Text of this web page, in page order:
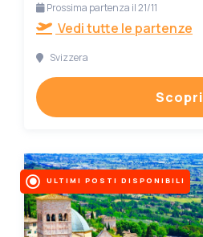
Prossima partenza il 21/11
Vedi tutte le partenze
Svizzera
Scopri
ULTIMI POSTI DISPONIBILI